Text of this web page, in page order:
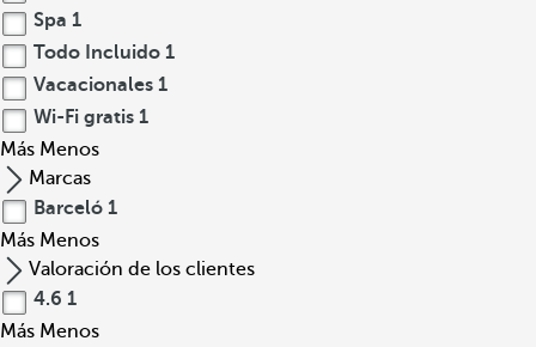
Spa 1
Todo Incluido 1
Vacacionales 1
Wi-Fi gratis 1
Más Menos
Marcas
Barceló 1
Más Menos
Valoración de los clientes
4.6 1
Más Menos